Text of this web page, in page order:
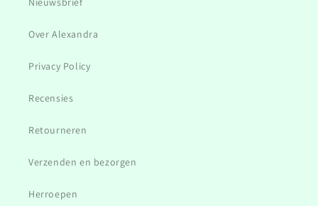
Over Alexandra
Privacy Policy
Recensies
Retourneren
Verzenden en bezorgen
Herroepen